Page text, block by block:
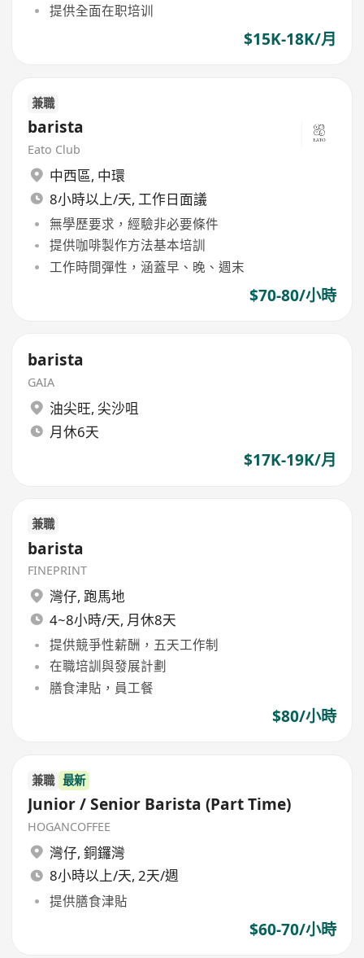
提供全面在职培训
$15K-18K/月
兼職
barista
Eato Club
中西區, 中環
8小時以上/天, 工作日面議
無學歷要求，經驗非必要條件
提供咖啡製作方法基本培訓
工作時間彈性，涵蓋早、晚、週末
$70-80/小時
barista
GAIA
油尖旺, 尖沙咀
月休6天
$17K-19K/月
兼職
barista
FINEPRINT
灣仔, 跑馬地
4~8小時/天, 月休8天
提供競爭性薪酬，五天工作制
在職培訓與發展計劃
膳食津貼，員工餐
$80/小時
兼職 最新
Junior / Senior Barista (Part Time)
HOGANCOFFEE
灣仔, 銅鑼灣
8小時以上/天, 2天/週
提供膳食津貼
$60-70/小時